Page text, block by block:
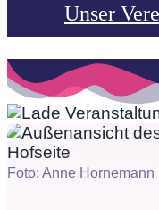
Unser
Foto: Anne Hornemann